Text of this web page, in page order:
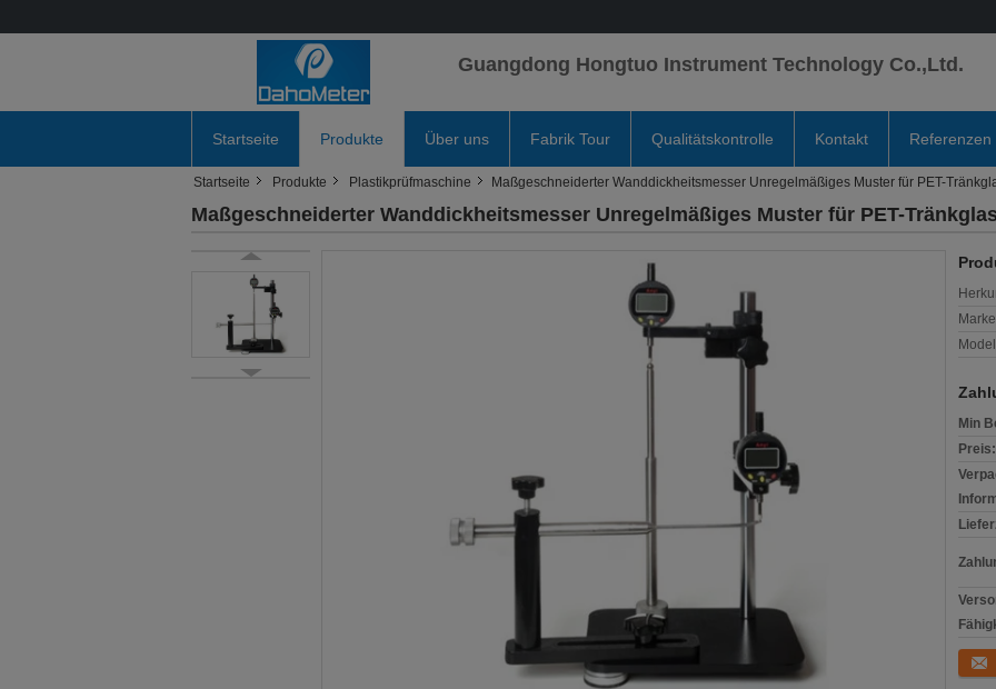
Guangdong Hongtuo Instrument Technology Co.,Ltd.
Startseite Produkte Über uns Fabrik Tour Qualitätskontrolle Kontakt Referenzen
Startseite Produkte Plastikprüfmaschine Maßgeschneiderter Wanddickheitsmesser Unregelmäßiges Muster für PET-
Maßgeschneiderter Wanddickheitsmesser Unregelmäßiges Muster für PET-
Min
Preis: